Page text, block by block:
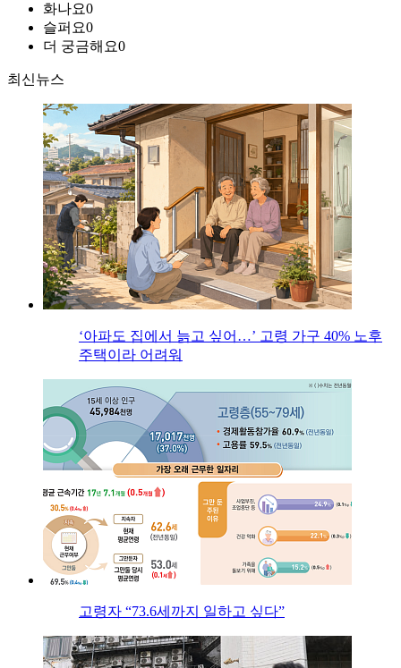
화나요0
슬퍼요0
더 궁금해요0
최신뉴스
‘아파도 집에서 늙고 싶어…’ 고령 가구 40% 노후
주택이라 어려워
고령자 “73.6세까지 일하고 싶다”